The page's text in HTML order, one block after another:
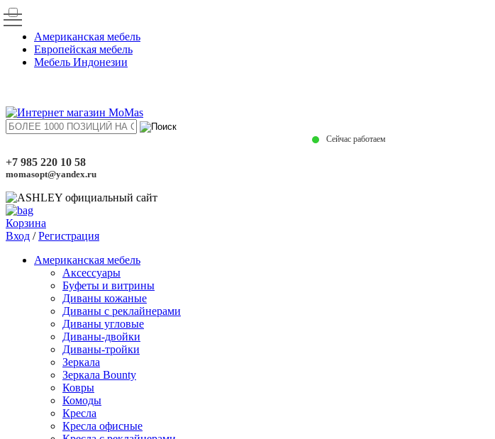
Американская мебель
Европейская мебель
Мебель Индонезии
Сейчас работаем
+7 985 220 10 58
momasopt@yandex.ru
Корзина
Вход /Регистрация
Американская мебель
Аксессуары
Буфеты и витрины
Диваны кожаные
Диваны с реклайнерами
Диваны угловые
Диваны-двойки
Диваны-тройки
Зеркала
Зеркала Bounty
Ковры
Комоды
Кресла
Кресла офисные